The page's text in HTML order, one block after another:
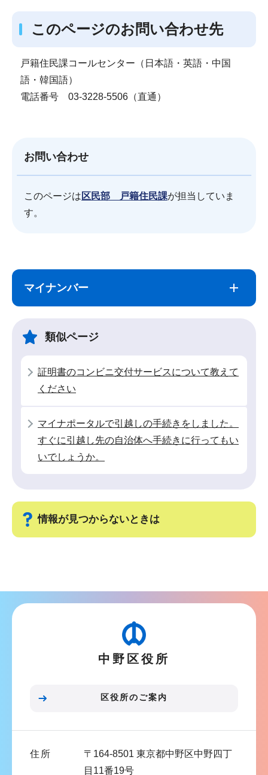
このページのお問い合わせ先
戸籍住民課コールセンター（日本語・英語・中国
語・韓国語）
電話番号 03-3228-5506（直通）
お問い合わせ
このページは 区民部 戸籍住民課が担当していま
す。
こ
マイナンバー
類似ページ
証明書のコンビニ交付サービスについて教えて
ください
マイナポータルで引越しの手続きをしました。
すぐに引越し先の自治体へ手続きに行ってもい
いでしょうか。
情報が見つからないときは
ナ
ビ
中野区役所
区役所のご案内
住所
〒164-8501 東京都中野区中野四丁
目11番19号